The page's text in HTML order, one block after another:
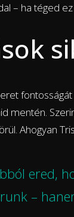
– ha téged ez
mentén.
Ahogyan
ered,
–